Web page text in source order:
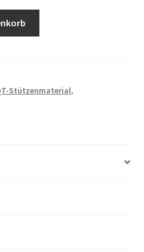
Stützenmaterial,